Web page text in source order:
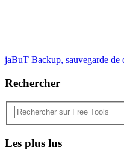
jaBuT Backup, sauvegarde de
Rechercher
Les plus lus